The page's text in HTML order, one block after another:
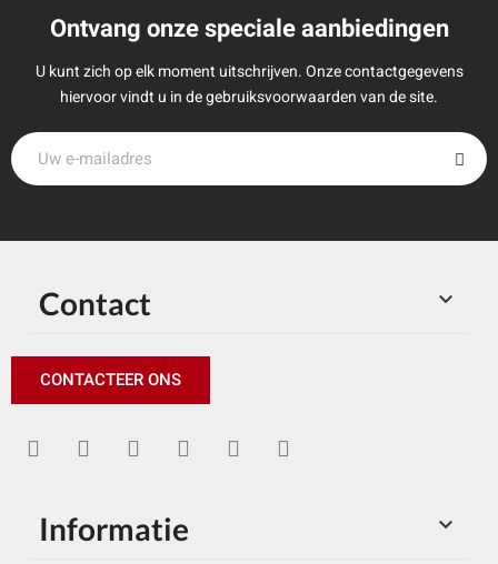
Ontvang onze speciale aanbiedingen
U kunt zich op elk moment uitschrijven. Onze contactgegevens
hiervoor vindt u in de gebruiksvoorwaarden van de site.

Contact
CONTACTEER ONS

Informatie